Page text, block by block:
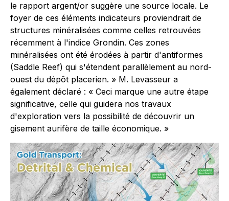
le rapport argent/or suggère une source locale. Le
foyer de ces éléments indicateurs proviendrait de
structures minéralisées comme celles retrouvées
récemment à l'indice Grondin. Ces zones
minéralisées ont été érodées à partir d'antiformes
(Saddle Reef) qui s'étendent parallèlement au nord-
ouest du dépôt placerien. » M. Levasseur a
également déclaré : « Ceci marque une autre étape
significative, celle qui guidera nos travaux
d'exploration vers la possibilité de découvrir un
gisement aurifère de taille économique. »